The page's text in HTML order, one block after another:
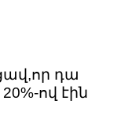
դա
ով էին